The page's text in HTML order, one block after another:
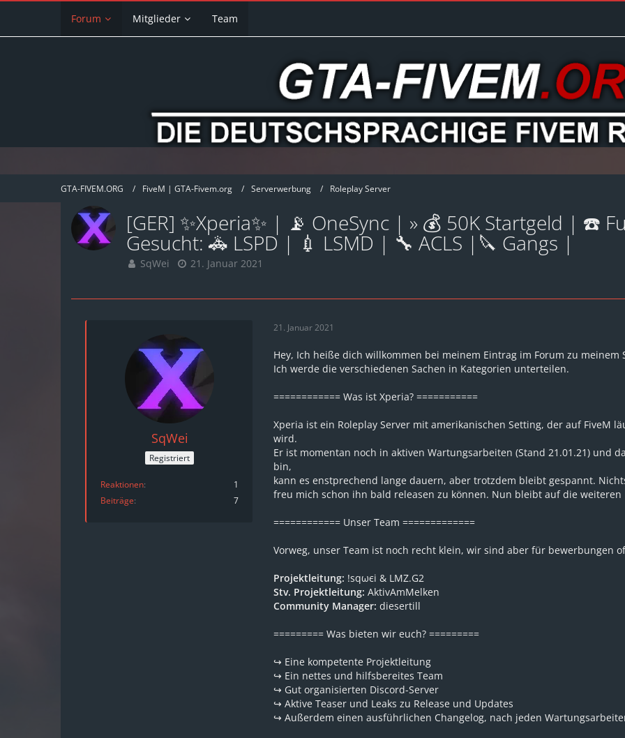
Forum Mitglieder Team
GTA-FIVEM.ORG FiveM | GTA-Fivem.org Serverwerbung Roleplay Server
[GER] ✨Xperia✨ | 📡 OneSync | » 💰 50K Startgeld | ☎️
Gesucht: 🚓 LSPD | 💉 LSMD | 🔧 ACLS |🔪 Gangs |
SqWei 21. Januar 2021
SqWei
Registriert
Reaktionen
1
Beiträge
7
21. Januar 2021
Hey, Ich heiße dich willkommen bei meinem Eintrag im Forum zu meinem
Ich werde die verschiedenen Sachen in Kategorien unterteilen.
============ Was ist Xperia? ===========
Xperia ist ein Roleplay Server mit amerikanischen Setting, der auf FiveM
wird.
Er ist momentan noch in aktiven Wartungsarbeiten (Stand 21.01.21) und
bin,
kann es enstprechend lange dauern, aber trotzdem bleibt gespannt.
freu mich schon ihn bald releasen zu können. Nun bleibt auf die
============ Unser Team =============
Vorweg, unser Team ist noch recht klein, wir sind aber für bewerbungen
Projektleitung: !sqωєi & LMZ.G2
Stv. Projektleitung: AktivAmMelken
Community Manager: diesertill
========= Was bieten wir euch? =========
↪ Eine kompetente Projektleitung
↪ Ein nettes und hilfsbereites Team
↪ Gut organisierten Discord-Server
↪ Aktive Teaser und Leaks zu Release und Updates
↪ Außerdem einen ausführlichen Changelog, nach jeden